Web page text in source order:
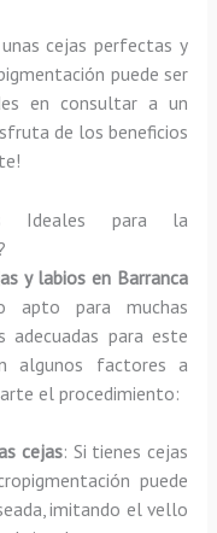
cejas perfectas y
puede ser
en consultar a un
de los beneficios
Ideales para la
y labios en Barranca
apto para muchas
adecuadas para este
algunos factores a
el procedimiento:
cejas: Si tienes cejas
puede
imitando el vello